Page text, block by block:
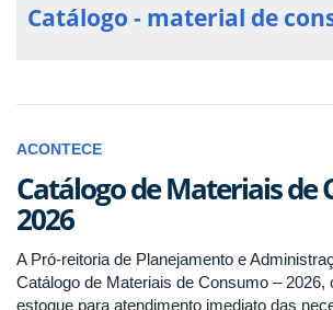
Catálogo - material de
ACONTECE
Catálogo de Materiais de
2026
A Pró-reitoria de Planejamento e
Catálogo de Materiais de Consumo – 2026,
estoque para atendimento imediato das